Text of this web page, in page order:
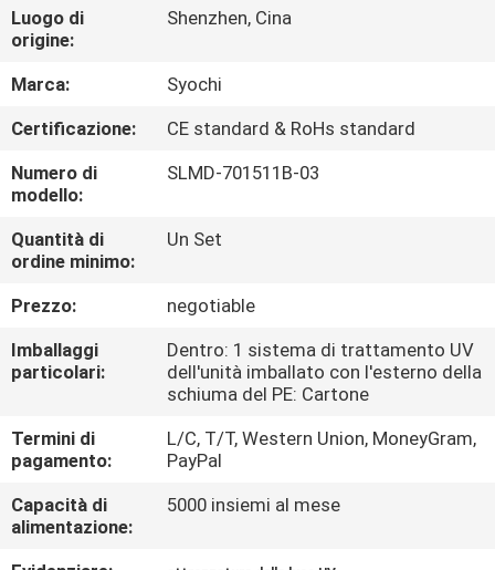
GIRO
DELLA
FABBRICA
CONTROLLO
DI
QUALITÀ
CONTATTICI
RICHIEDA
UNA
CITAZIONE
Luogo di
origine:
Shenzhen, Cina
Marca:
Syochi
Certificazione:
CE standard & RoHs standard
Numero di
modello:
SLMD-701511B-03
Quantità di
ordine minimo:
Un Set
Prezzo:
negotiable
Imballaggi
particolari:
Dentro: 1 sistema di trattamento UV
dell'unità imballato con l'esterno della
schiuma del PE: Cartone
Termini di
pagamento:
L/C, T/T, Western Union, MoneyGram,
PayPal
Capacità di
alimentazione:
5000 insiemi al mese